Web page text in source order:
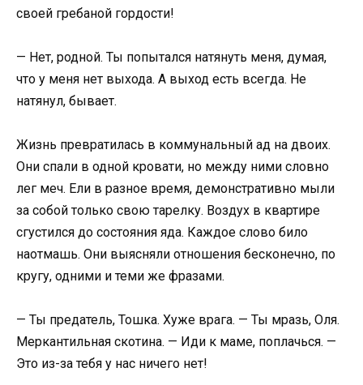
своей гребаной гордости!
— Нет, родной. Ты попытался натянуть меня, думая,
что у меня нет выхода. А выход есть всегда. Не
натянул, бывает.
Жизнь превратилась в коммунальный ад на двоих.
Они спали в одной кровати, но между ними словно
лег меч. Ели в разное время, демонстративно мыли
за собой только свою тарелку. Воздух в квартире
сгустился до состояния яда. Каждое слово било
наотмашь. Они выясняли отношения бесконечно, по
кругу, одними и теми же фразами.
— Ты предатель, Тошка. Хуже врага. — Ты мразь, Оля.
Меркантильная скотина. — Иди к маме, поплачься. —
Это из-за тебя у нас ничего нет!